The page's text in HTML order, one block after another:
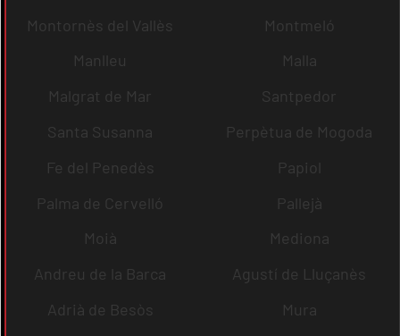
Montornès del Vallès
Montmeló
Manlleu
Malla
Malgrat de Mar
Santpedor
Santa Susanna
Perpètua de Mogoda
Fe del Penedès
Papiol
Palma de Cervelló
Pallejà
Moià
Mediona
Andreu de la Barca
Agustí de Lluçanès
Adrià de Besòs
Mura